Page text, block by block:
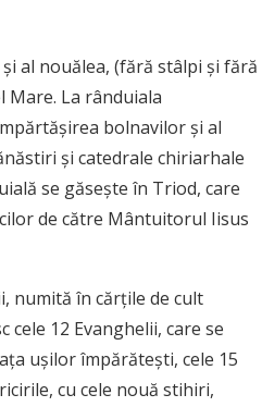
al nouălea, (fără stâlpi şi fără
Mare. La rânduiala
bolnavilor şi al
şi catedrale chiriarhale
se găseşte în Triod, care
de către Mântuitorul Iisus
numită în cărţile de cult
12 Evanghelii, care se
uşilor împărăteşti, cele 15
cu cele nouă stihiri,